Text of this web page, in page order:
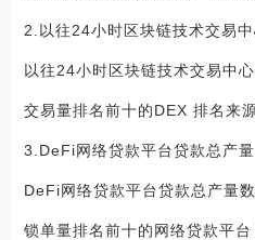
2.以往24小时区块链技术交易
以往24小时区块链技术交易中
交易量排名前十的DEX 排名来
3.DeFi网络贷款平台贷款总产
DeFi网络贷款平台贷款总产量
锁单量排名前十的网络贷款平